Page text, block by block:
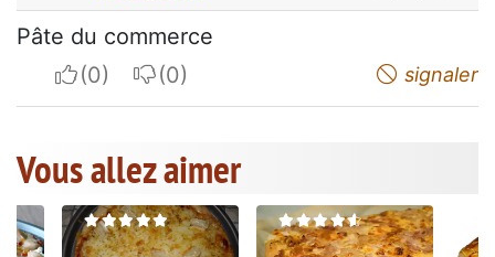
Pâte du commerce
I apreciateI do not appreciate signaler
Vous allez aimer